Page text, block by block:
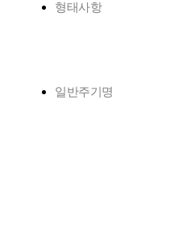
형태사항
일반주기명